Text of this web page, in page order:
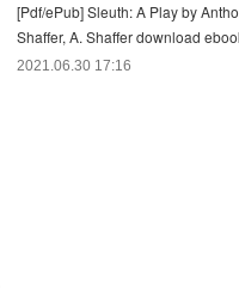
[Pdf/ePub] Sleuth: A Play by
Shaffer, A. Shaffer download
2021.06.30 17:16